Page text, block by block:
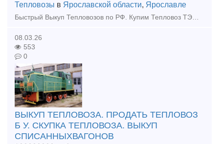
Тепловозы в Ярославской области, Ярославле
Быстрый Выкуп Тепловозов по РФ. Купим Тепловоз ТЭМ. Выкуп Тепловоза ТГМ. Скупка тепловозов ТГК. Купим тепловозы б/у любых марок, в любом состоянии. Расчёт любым удобным для вас способом. Работаем по в
08.03.26
553
0
ВЫКУП ТЕПЛОВОЗА. ПРОДАТЬ ТЕПЛОВОЗ
Б У. СКУПКА ТЕПЛОВОЗА. ВЫКУП
СПИСАННЫХВАГОНОВ